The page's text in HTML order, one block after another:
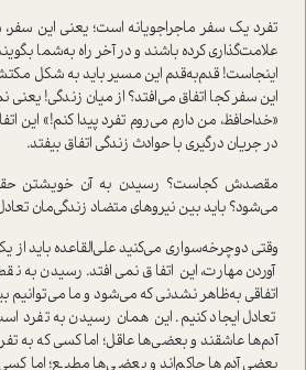
تفرد یک سفر ماجراجویانه است؛ یعنی این
علامت‌گذاری کرده ‌باشند و در آخر راه به‌‌شما
اینجاست! قدم‌به‌قدم این مسیر باید به شکل
این سفر کجا اتفاق می‌افتد؟ از میان زندگی!
«خداحافظ، من دارم می‌روم تفرد پیدا کنم!» این
در جریان درگیری با حوادث زندگی اتفاق بیفتد.
مقصدش کجاست؟ رسیدن به آن خویشتن
می‌شود؟ باید بین نیروهای متضاد زندگی‌مان
وقتی دوچرخه‌سواری می‌کنید علی‌القاعده باید از
آوردن مهارت، این اتفاق نمی‌افتد. رسیدن به
اتفاقی به‌ظاهر ‌نشدنی که می‌شود و ما می‌توانیم
تعادل ایجاد کنیم. این همان رسیدن به
آدم‌ها عاشقند و بعضی‌ها عاقل؛ اما کسی که به
بعضی آدم‌ها حاکم‌اند و بعضی‌ها مطیع؛ اما